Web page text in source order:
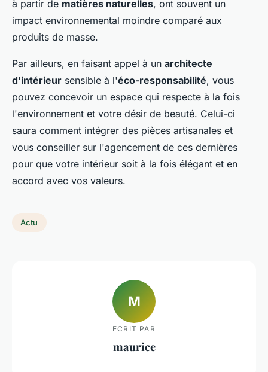
à partir de matières naturelles, ont souvent un
impact environnemental moindre comparé aux
produits de masse.
Par ailleurs, en faisant appel à un architecte
d'intérieur sensible à l'éco-responsabilité, vous
pouvez concevoir un espace qui respecte à la fois
l'environnement et votre désir de beauté. Celui-ci
saura comment intégrer des pièces artisanales et
vous conseiller sur l'agencement de ces dernières
pour que votre intérieur soit à la fois élégant et en
accord avec vos valeurs.
Actu
M
ECRIT PAR
maurice